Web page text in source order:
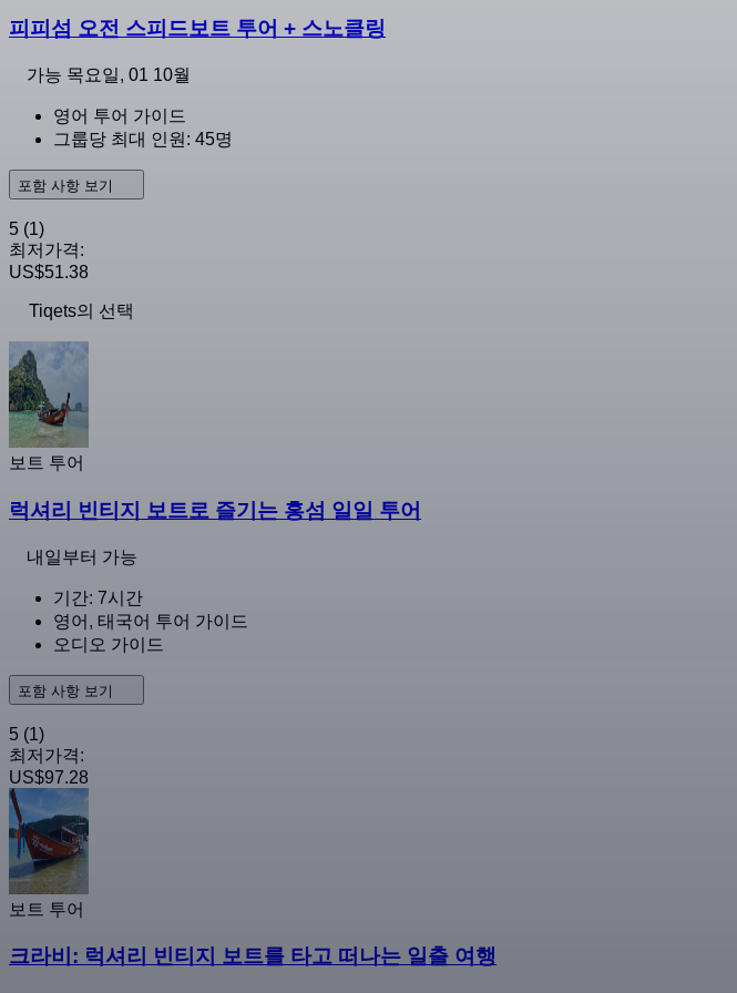
피피섬 오전 스피드보트 투어 + 스노클링
가능 목요일, 01 10월
영어 투어 가이드
그룹당 최대 인원: 45명
포함 사항 보기
5 (1)
최저가격:
US$51.38
Tiqets의 선택
보트 투어
럭셔리 빈티지 보트로 즐기는 홍섬 일일 투어
내일부터 가능
기간: 7시간
영어, 태국어 투어 가이드
오디오 가이드
포함 사항 보기
5 (1)
최저가격:
US$97.28
보트 투어
크라비: 럭셔리 빈티지 보트를 타고 떠나는 일출 여행